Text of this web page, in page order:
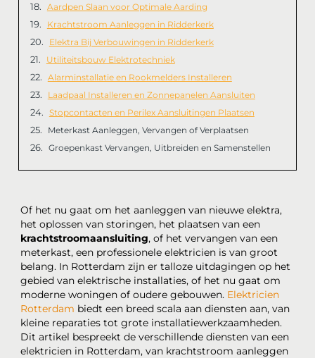
Of het nu gaat om het aanleggen van nieuwe elektra,
het oplossen van storingen, het plaatsen van een
krachtstroomaansluiting, of het vervangen van een
meterkast, een professionele elektricien is van groot
belang. In Rotterdam zijn er talloze uitdagingen op het
gebied van elektrische installaties, of het nu gaat om
moderne woningen of oudere gebouwen. Elektricien
Rotterdam biedt een breed scala aan diensten aan, van
kleine reparaties tot grote installatiewerkzaamheden.
Dit artikel bespreekt de verschillende diensten van een
elektricien in Rotterdam, van krachtstroom aanleggen
Aardpen Slaan voor Optimale Aarding
Krachtstroom Aanleggen in Ridderkerk
Elektra Bij Verbouwingen in Ridderkerk
Utiliteitsbouw Elektrotechniek
Alarminstallatie en Rookmelders Installeren
Laadpaal Installeren en Zonnepanelen Aansluiten
Stopcontacten en Perilex Aansluitingen Plaatsen
Meterkast Aanleggen, Vervangen of Verplaatsen
Groepenkast Vervangen, Uitbreiden en Samenstellen